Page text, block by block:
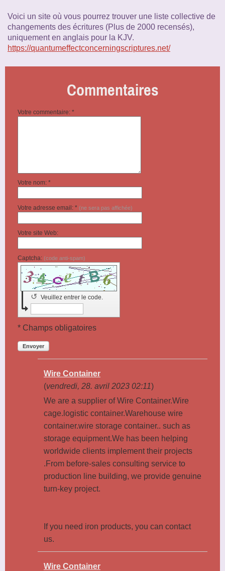
Voici un site où vous pourrez trouver une liste collective de
changements des écritures (Plus de 2000 recensés),
uniquement en anglais pour la KJV.
https://quantumeffectconcerningscriptures.net/
Commentaires
Votre commentaire: *
Votre nom: *
Votre adresse email: * (ne sera pas affichée)
Votre site Web:
Captcha: (code anti-spam)
Veuillez entrer le code.
↺
* Champs obligatoires
Envoyer
Wire Container
(vendredi, 28. avril 2023 02:11)
We are a supplier of Wire Container.Wire
cage.logistic container.Warehouse wire
container.wire storage container.. such as
storage equipment.We has been helping
worldwide clients implement their projects
.From before-sales consulting service to
production line building, we provide genuine
turn-key project.
If you need iron products, you can contact
us.
Wire Container